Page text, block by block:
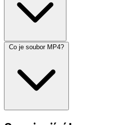
Co je soubor MP4?